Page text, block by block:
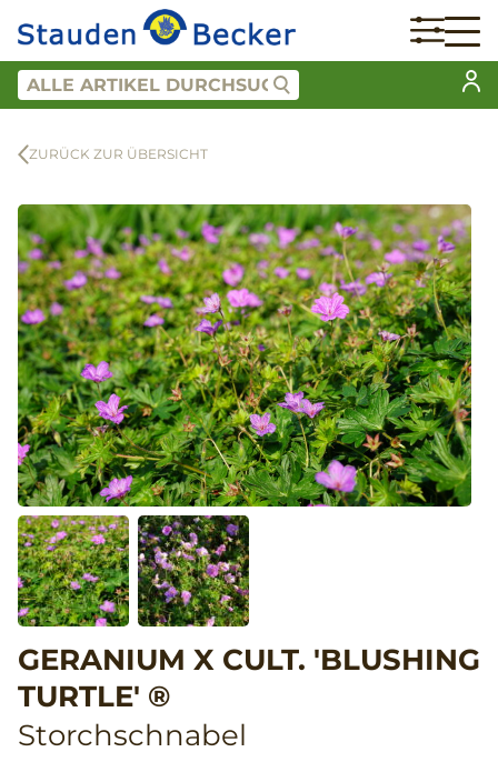
ZURÜCK ZUR ÜBERSICHT
GERANIUM X CULT. 'BLUSHING
TURTLE' ®
Storchschnabel